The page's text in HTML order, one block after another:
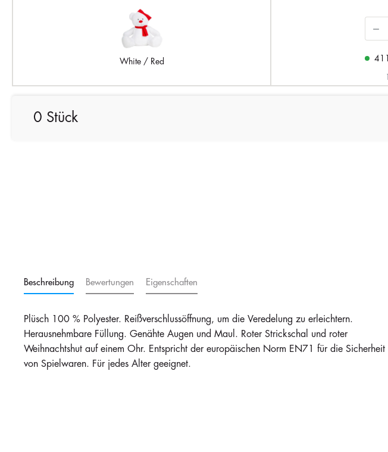
White / Red 411
0 Stück
Beschreibung Bewertungen Eigenschaften
Plüsch 100 % Polyester. Reißverschlussöffnung, um die Veredelung zu erleichtern.
Herausnehmbare Füllung. Genähte Augen und Maul. Roter Strickschal und roter
Weihnachtshut auf einem Ohr. Entspricht der europäischen Norm EN71 für die Sicherheit
von Spielwaren. Für jedes Alter geeignet.